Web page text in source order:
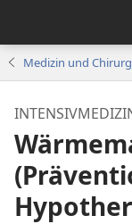
Medizin und